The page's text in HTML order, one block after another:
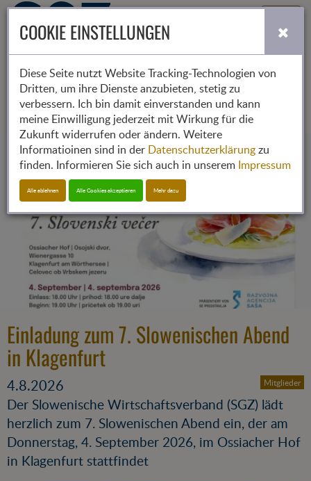
Aktuelles
Einladung zum 7. Slowenischen Abend
in Klagenfurt
Mitglieder
4.8.2026
Der Slowenische Wirtschaftsverband (SGZ) lädt
herzlich zum 7. Slowenischen Abend ein, der am
Donnerstag, 4. September 2026, im Ossiacher Hof
in Klagenfurt stattfindet
COOKIE EINSTELLUNGEN
Diese Seite nutzt Website Tracking-Technologien von
Dritten, um ihre Dienste anzubieten, stetig zu
verbessern. Ich bin damit einverstanden und kann
meine Einwilligung jederzeit mit Wirkung für die
Zukunft widerrufen oder ändern. Weitere
Informatioinen sind in der Datenschutzerklärungzu
finden. Informieren Sie sich auch in unserem Impressum
Alle ablehnen Alle Cookies akzeptieren Mehr dazu